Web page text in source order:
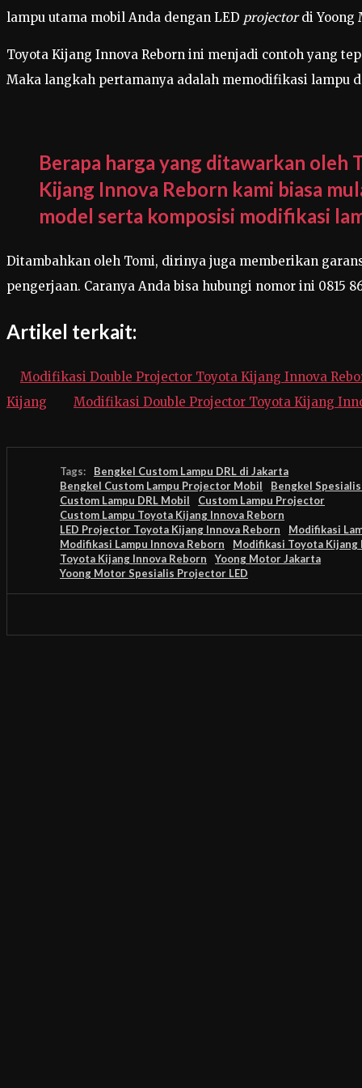
lampu utama mobil Anda dengan LED projectordi Yoong
Toyota Kijang Innova Reborn ini menjadi contoh yang
Maka langkah pertamanya adalah memodifikasi lampu
Berapa harga yang ditawarkan oleh
Kijang Innova Reborn kami biasa
model serta komposisi modifikasi
Ditambahkan oleh Tomi, dirinya juga memberikan
pengerjaan. Caranya Anda bisa hubungi nomor ini 0815
Artikel terkait:
Modifikasi Double Projector Toyota Kijang Innova
Kijang
Modifikasi Double Projector Toyota Kijang
Tags:
Bengkel Custom Lampu DRL di Jakarta
Bengkel Custom Lampu Projector Mobil
Bengkel
Custom Lampu DRL Mobil
Custom Lampu Projector
Custom Lampu Toyota Kijang Innova Reborn
LED Projector Toyota Kijang Innova Reborn
Modifikasi
Modifikasi Lampu Innova Reborn
Modifikasi Toyota Kijang
Toyota Kijang Innova Reborn
Yoong Motor Jakarta
Yoong Motor Spesialis Projector LED